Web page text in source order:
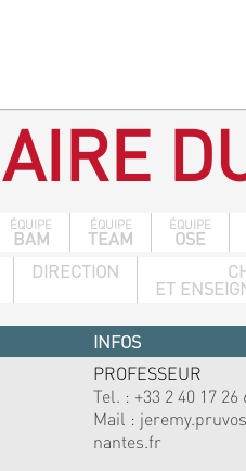
ÉQUIPE
BAM
ÉQUIPE
TEAM
ÉQUIPE
OSE
DIRECTION
ET
INFOS
PROFESSEUR
Tel. : +33 2 40 17 26
Mail :
nantes.fr